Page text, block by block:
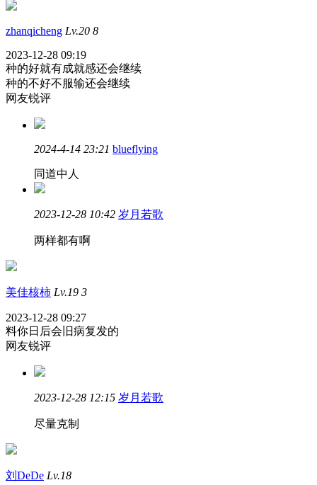
zhanqicheng Lv.20 8
2023-12-28 09:19
种的好就有成就感还会继续
种的不好不服输还会继续
网友锐评
2024-4-14 23:21 blueflying
同道中人
2023-12-28 10:42 岁月若歌
两样都有啊
美佳核柿 Lv.19 3
2023-12-28 09:27
料你日后会旧病复发的
网友锐评
2023-12-28 12:15 岁月若歌
尽量克制
刘DeDe Lv.18